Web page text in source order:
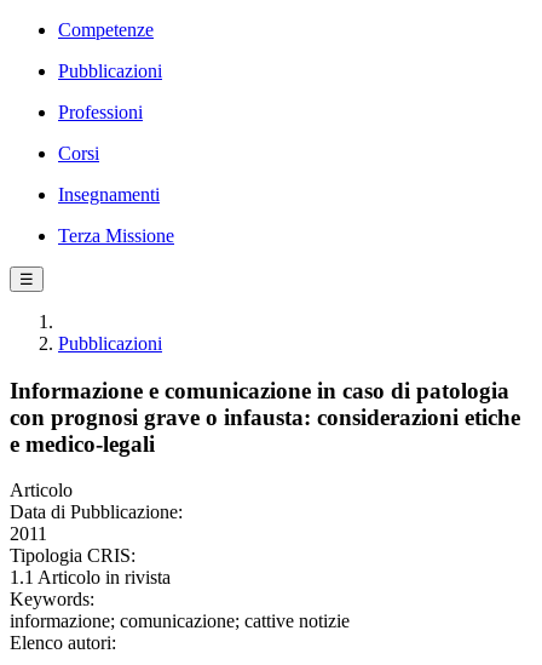
Competenze
Pubblicazioni
Professioni
Corsi
Insegnamenti
Terza Missione
☰
Pubblicazioni
Informazione e comunicazione in caso di patologia
con prognosi grave o infausta: considerazioni etiche
e medico-legali
Articolo
Data di Pubblicazione:
2011
Tipologia CRIS:
1.1 Articolo in rivista
Keywords:
informazione; comunicazione; cattive notizie
Elenco autori: